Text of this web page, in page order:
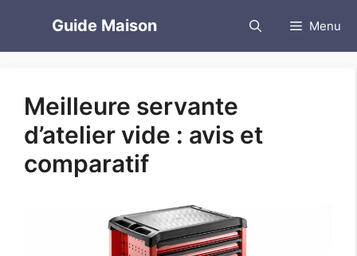
contenu
Guide Maison Menu
Meilleure servante
d’atelier vide : avis et
comparatif